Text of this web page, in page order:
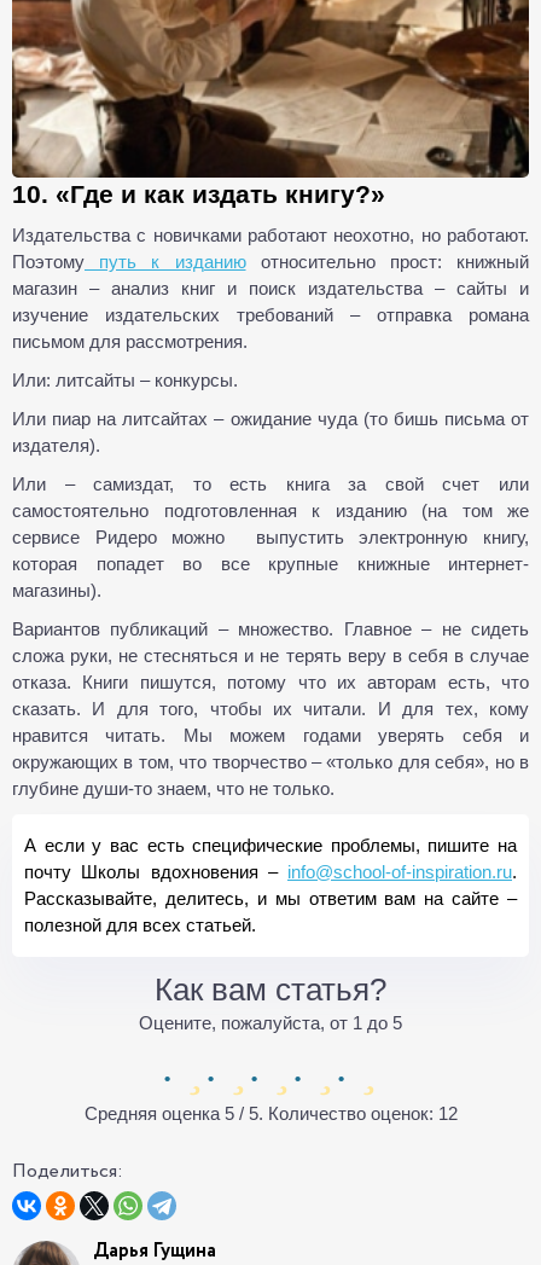
10. «Где и как издать книгу?»
Издательства с новичками работают неохотно, но работают.
Поэтому путь к изданиюотносительно прост: книжный
магазин – анализ книг и поиск издательства – сайты и
изучение издательских требований – отправка романа
письмом для рассмотрения.
Или: литсайты – конкурсы.
Или пиар на литсайтах – ожидание чуда (то бишь письма от
издателя).
Или – самиздат, то есть книга за свой счет или
самостоятельно подготовленная к изданию (на том же
сервисе Ридеро можно выпустить электронную книгу,
которая попадет во все крупные книжные интернет-
магазины).
Вариантов публикаций – множество. Главное – не сидеть
сложа руки, не стесняться и не терять веру в себя в случае
отказа. Книги пишутся, потому что их авторам есть, что
сказать. И для того, чтобы их читали. И для тех, кому
нравится читать. Мы можем годами уверять себя и
окружающих в том, что творчество – «только для себя», но в
глубине души-то знаем, что не только.
А если у вас есть специфические проблемы, пишите на
почту Школы вдохновения – info@school-of-inspiration.ru.
Рассказывайте, делитесь, и мы ответим вам на сайте –
полезной для всех статьей.
Как вам статья?
Оцените, пожалуйста, от 1 до 5
Средняя оценка 5/ 5. Количество оценок: 12
Поделиться:
Дарья Гущина